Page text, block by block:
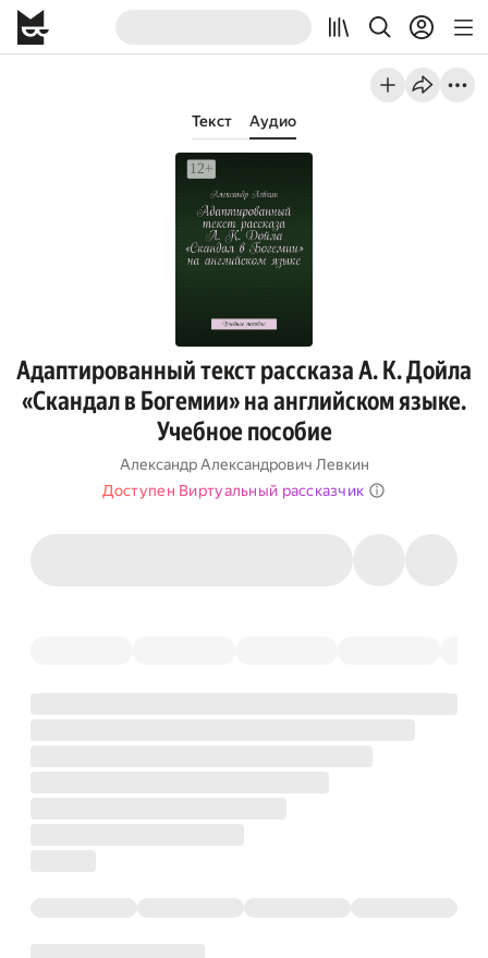
Текст Аудио
Адаптированный текст рассказа А. К. Дойла
«Скандал в Богемии» на английском языке.
Учебное пособие
Александр Александрович Левкин
Доступен Виртуальный рассказчик